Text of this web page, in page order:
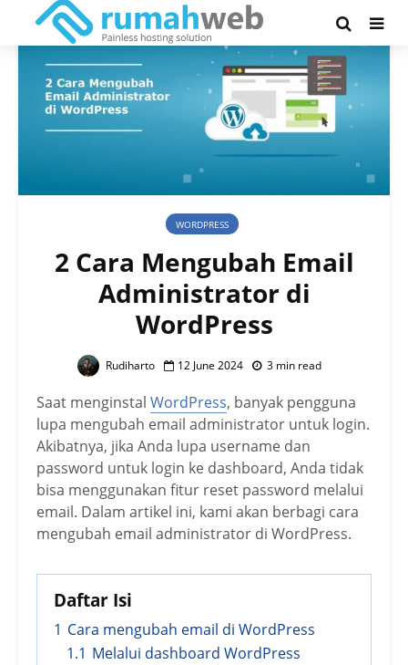
WORDPRESS
2 Cara Mengubah Email
Administrator di
WordPress
Rudiharto 12 June 2024 3 min read
Saat menginstal WordPress, banyak pengguna
lupa mengubah email administrator untuk login.
Akibatnya, jika Anda lupa username dan
password untuk login ke dashboard, Anda tidak
bisa menggunakan fitur reset password melalui
email. Dalam artikel ini, kami akan berbagi cara
mengubah email administrator di WordPress.
Daftar Isi
1 Cara mengubah email di WordPress
1.1 Melalui dashboard WordPress